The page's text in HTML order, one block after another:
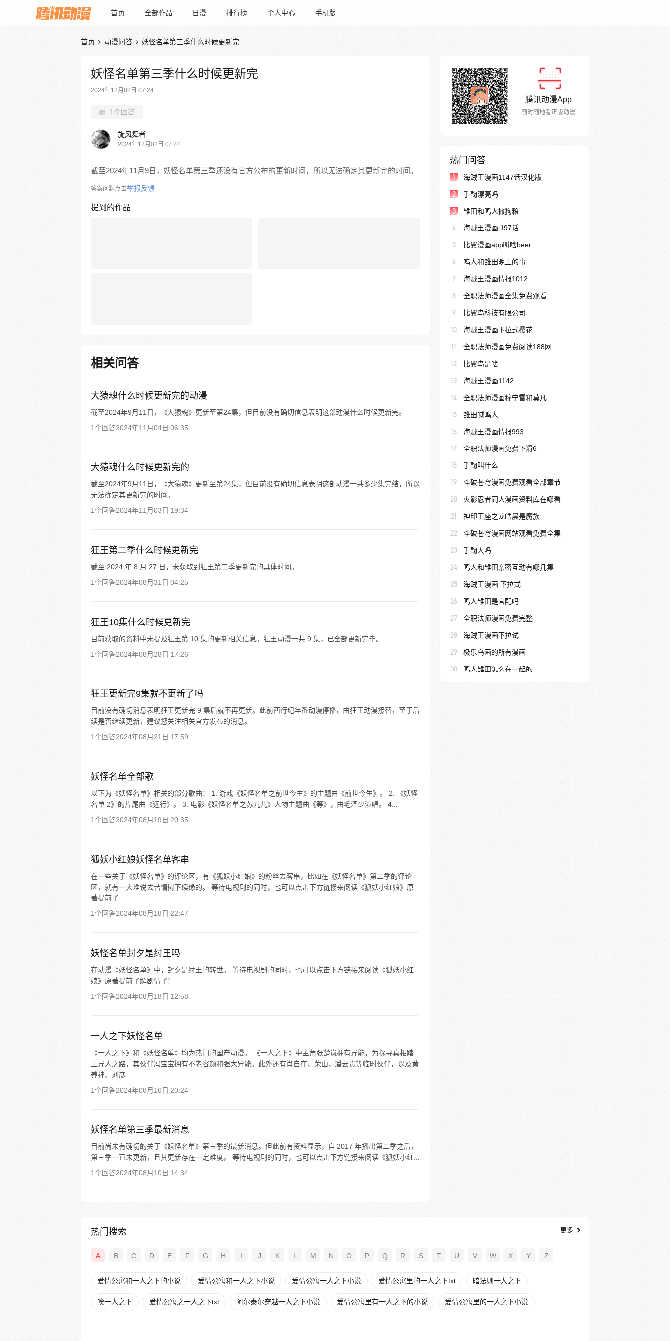
首页 全部作品 日漫 排行榜 个人中心 手机版
首页  动漫问答  妖怪名单第三季什么时候更新完
妖怪名单第三季什么时候更新完
2024年12月02日 07:24
1个回答
旋风舞者
2024年12月02日 07:24
截至2024年11月9日，妖怪名单第三季还没有官方公布的更新时间，所以无法确定其更新完的时间。
答案问题点击举报反馈
提到的作品
相关问答
大猿魂什么时候更新完的动漫
截至2024年9月11日，《大猿魂》更新至第24集，但目前没有确切信息表明这部动漫什么时候更新完。
1个回答2024年11月04日 06:35
大猿魂什么时候更新完的
截至2024年9月11日，《大猿魂》更新至第24集，但目前没有确切信息表明这部动漫一共多少集完结，所以
无法确定其更新完的时间。
1个回答2024年11月03日 19:34
狂王第二季什么时候更新完
截至 2024 年 8 月 27 日，未获取到狂王第二季更新完的具体时间。
1个回答2024年08月31日 04:25
狂王10集什么时候更新完
目前获取的资料中未提及狂王第 10 集的更新相关信息。狂王动漫一共 9 集，已全部更新完毕。
1个回答2024年08月28日 17:26
狂王更新完9集就不更新了吗
目前没有确切消息表明狂王更新完 9 集后就不再更新。此前西行纪年番动漫停播，由狂王动漫接替，至于后
续是否继续更新，建议您关注相关官方发布的消息。
1个回答2024年08月21日 17:59
妖怪名单全部歌
以下为《妖怪名单》相关的部分歌曲： 1. 游戏《妖怪名单之前世今生》的主题曲《前世今生》。 2. 《妖怪
名单 2》的片尾曲《远行》。 3. 电影《妖怪名单之苏九儿》人物主题曲《等》，由毛泽少演唱。 4...
1个回答2024年08月19日 20:35
狐妖小红娘妖怪名单客串
在一些关于《妖怪名单》的评论区，有《狐妖小红娘》的粉丝去客串，比如在《妖怪名单》第二季的评论
区，就有一大堆说去苦情树下续缘的。 等待电视剧的同时，也可以点击下方链接来阅读《狐妖小红娘》原
著提前了...
1个回答2024年08月18日 22:47
妖怪名单封夕是纣王吗
在动漫《妖怪名单》中，封夕是纣王的转世。 等待电视剧的同时，也可以点击下方链接来阅读《狐妖小红
娘》原著提前了解剧情了！
1个回答2024年08月18日 12:58
一人之下妖怪名单
《一人之下》和《妖怪名单》均为热门的国产动漫。 《一人之下》中主角张楚岚拥有异能，为探寻真相踏
上异人之路，其伙伴冯宝宝拥有不老容颜和强大异能。此外还有肖自在、荣山、潘云贵等临时伙伴，以及黄
养神、刘彦...
1个回答2024年08月16日 20:24
妖怪名单第三季最新消息
目前尚未有确切的关于《妖怪名单》第三季的最新消息。但此前有资料显示，自 2017 年播出第二季之后，
第三季一直未更新，且其更新存在一定难度。 等待电视剧的同时，也可以点击下方链接来阅读《狐妖小红...
1个回答2024年08月10日 14:34
腾讯动漫App
随时随地看正版动漫
热门问答
1 海贼王漫画1147话汉化版
2 手鞠漂亮吗
3 雏田和鸣人撒狗粮
4 海贼王漫画 197话
5 比翼漫画app叫啥beer
6 呜人和雏田晚上的事
7 海贼王漫画情报1012
8 全职法师漫画全集免费观看
9 比翼鸟科技有限公司
10 海贼王漫画下拉式樱花
11 全职法师漫画免费阅读188网
12 比翼鸟是啥
13 海贼王漫画1142
14 全职法师漫画穆宁雪和莫凡
15 雏田喊鸣人
16 海贼王漫画情报993
17 全职法师漫画免费下滑6
18 手鞠叫什么
19 斗破苍穹漫画免费观看全部章节
20 火影忍者同人漫画资料库在哪看
21 神印王座之龙皓晨是魔族
22 斗破苍穹漫画网站观看免费全集
23 手鞠大吗
24 鸣人和雏田亲密互动有哪几集
25 海贼王漫画 下拉式
26 鸣人雏田是官配吗
27 全职法师漫画免费完整
28 海贼王漫画下拉试
29 极乐鸟画的所有漫画
30 鸣人雏田怎么在一起的
热门搜索 更多
A B C D E F G H I J K L M N O P Q R S T U V W X Y Z
爱情公寓和一人之下的小说 爱情公寓和一人之下小说 爱情公寓一人之下小说 爱情公寓里的一人之下txt 暗法则一人之下
唉一人之下 爱情公寓之一人之下txt 阿尔泰尔穿越一人之下小说 爱情公寓里有一人之下的小说 爱情公寓里的一人之下小说